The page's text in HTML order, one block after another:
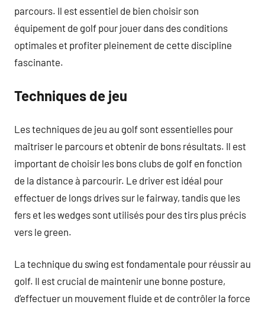
parcours. Il est essentiel de bien choisir son
équipement de golf pour jouer dans des conditions
optimales et profiter pleinement de cette discipline
fascinante.
Techniques de jeu
Les techniques de jeu au golf sont essentielles pour
maîtriser le parcours et obtenir de bons résultats. Il est
important de choisir les bons clubs de golf en fonction
de la distance à parcourir. Le driver est idéal pour
effectuer de longs drives sur le fairway, tandis que les
fers et les wedges sont utilisés pour des tirs plus précis
vers le green.
La technique du swing est fondamentale pour réussir au
golf. Il est crucial de maintenir une bonne posture,
d’effectuer un mouvement fluide et de contrôler la force